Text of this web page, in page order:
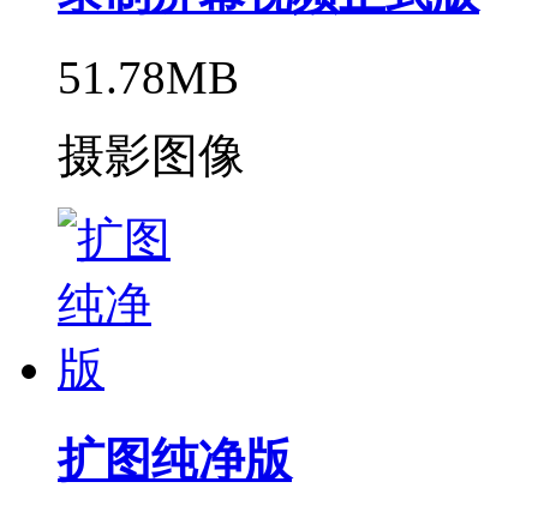
51.78MB
摄影图像
扩图纯净版